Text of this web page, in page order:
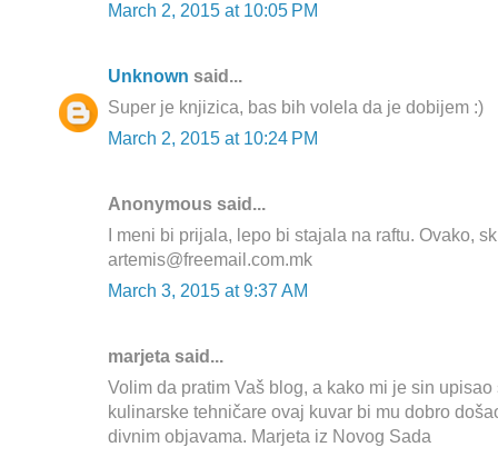
March 2, 2015 at 10:05 PM
Unknown said...
Super je knjizica, bas bih volela da je dobijem :)
March 2, 2015 at 10:24 PM
Anonymous said...
I meni bi prijala, lepo bi stajala na raftu. Ovako,
artemis@freemail.com.mk
March 3, 2015 at 9:37 AM
marjeta said...
Volim da pratim Vaš blog, a kako mi je sin
kulinarske tehničare ovaj kuvar bi mu dobro
divnim objavama. Marjeta iz Novog Sada